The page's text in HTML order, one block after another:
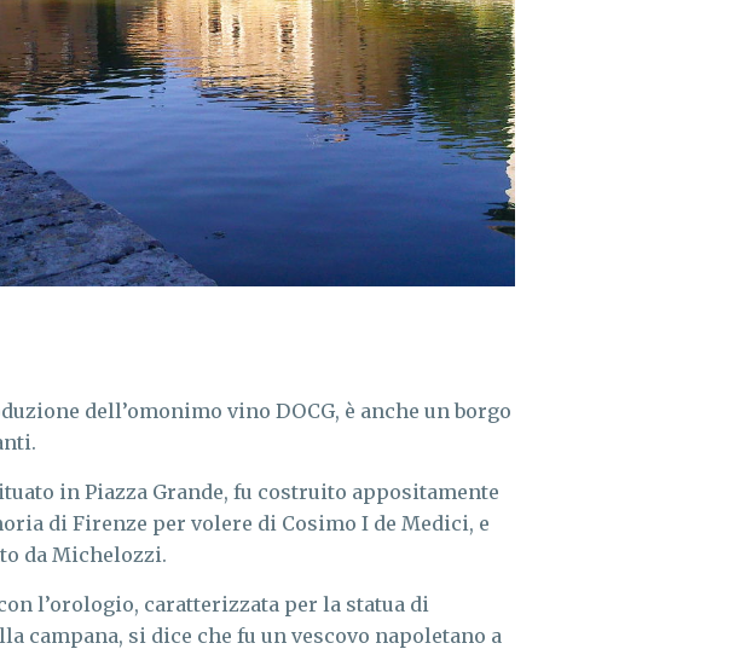
dell’omonimo vino DOCG, è anche un borgo
in Piazza Grande, fu costruito appositamente
di Firenze per volere di Cosimo I de Medici, e
da Michelozzi.
l’orologio, caratterizzata per la statua di
campana, si dice che fu un vescovo napoletano a